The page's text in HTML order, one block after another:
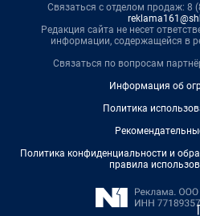
Связаться с отделом продаж: 8
Редакция сайта не несет
информации, содержащейся в
Связаться по вопросам
Информация об
Политика
Политика конфиденциальности и
правила